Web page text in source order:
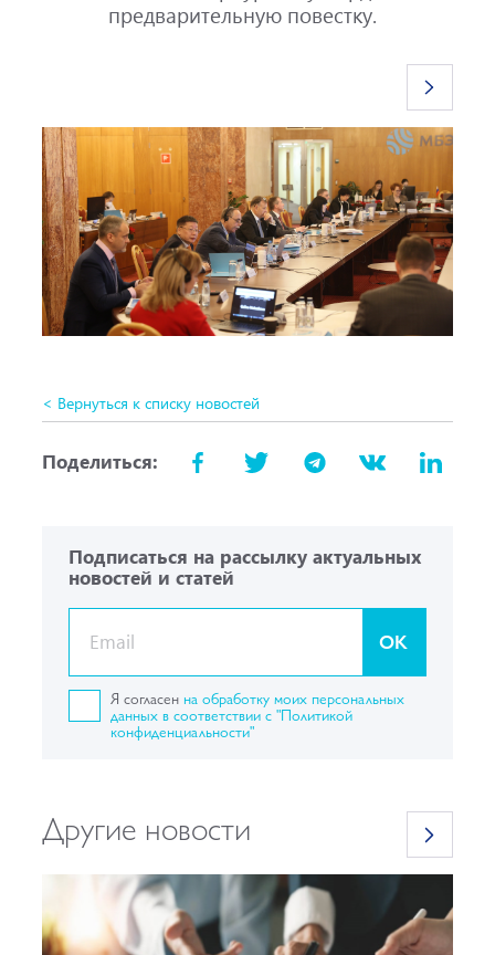
предварительную повестку.
< Вернуться к списку новостей
Поделиться:
Подписаться на рассылку актуальных
новостей и статей
OK
Я согласен на обработку моих персональных
данных в соответствии с "Политикой
конфиденциальности"
Другие новости